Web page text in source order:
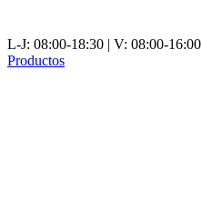
L-J: 08:00-18:30 | V: 08:00-16:00
Productos